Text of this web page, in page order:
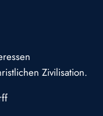
Zivilisation.